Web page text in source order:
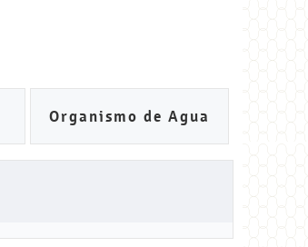
Organismo de Agua